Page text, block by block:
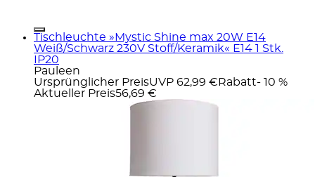
Tischleuchte »Mystic Shine max 20W E14
Weiß/Schwarz 230V Stoff/Keramik« E14 1 Stk.
IP20
Pauleen
Ursprünglicher PreisUVP 62,99 € Rabatt- 10 %
Aktueller Preis56,69 €